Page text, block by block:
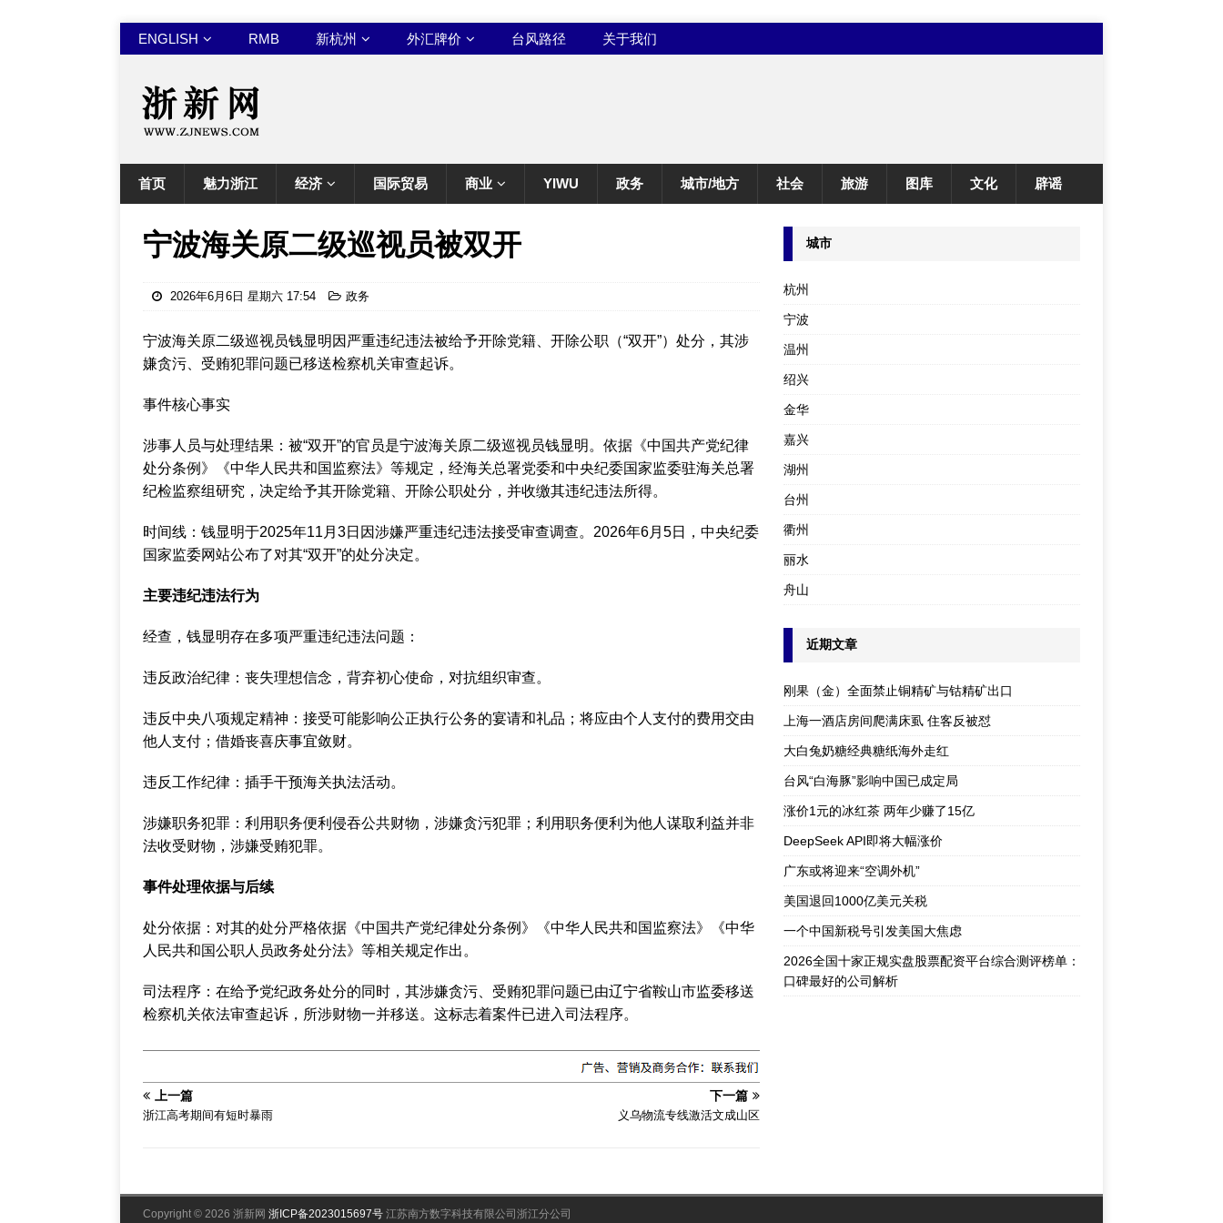
ENGLISH RMB 新杭州 外汇牌价 台风路径 关于我们
首页 魅力浙江 经济 国际贸易 商业 YIWU 政务 城市/地方 社会 旅游 图库 文化 辟谣
宁波海关原二级巡视员被双开
2026年6月6日 星期六 17:54 政务
宁波海关原二级巡视员钱显明因严重违纪违法被给予开除党籍、开除公职（“双开”）处分，其涉
嫌贪污、受贿犯罪问题已移送检察机关审查起诉。
事件核心事实
‌涉事人员与处理结果‌：被“双开”的官员是‌宁波海关原二级巡视员钱显明‌。依据《中国共产党纪律
处分条例》《中华人民共和国监察法》等规定，经海关总署党委和中央纪委国家监委驻海关总署
纪检监察组研究，决定给予其‌开除党籍、开除公职处分‌，并‌收缴其违纪违法所得‌。
‌时间线‌：钱显明于‌2025年11月3日‌因涉嫌严重违纪违法接受审查调查。‌2026年6月5日‌，中央纪委
国家监委网站公布了对其“双开”的处分决定。‌‌‌
主要违纪违法行为
经查，钱显明存在多项严重违纪违法问题：‌‌‌
‌违反政治纪律‌：‌丧失理想信念，背弃初心使命，对抗组织审查‌。
‌违反中央八项规定精神‌：‌接受可能影响公正执行公务的宴请和礼品‌；‌将应由个人支付的费用交由
他人支付‌；‌借婚丧喜庆事宜敛财‌。
‌违反工作纪律‌：‌插手干预海关执法活动‌。
‌涉嫌职务犯罪‌：‌利用职务便利侵吞公共财物，涉嫌贪污犯罪‌；‌利用职务便利为他人谋取利益并非
法收受财物，涉嫌受贿犯罪‌。
事件处理依据与后续
‌处分依据‌：对其的处分严格依据《中国共产党纪律处分条例》《中华人民共和国监察法》《中华
人民共和国公职人员政务处分法》等相关规定作出。
‌司法程序‌：在给予党纪政务处分的同时，‌其涉嫌贪污、受贿犯罪问题已由辽宁省鞍山市监委移送
检察机关依法审查起诉，所涉财物一并移送‌。这标志着案件已进入司法程序。‌‌‌‌
上一篇
浙江高考期间有短时暴雨
下一篇
义乌物流专线激活文成山区
城市
杭州
宁波
温州
绍兴
金华
嘉兴
湖州
台州
衢州
丽水
舟山
近期文章
刚果（金）全面禁止铜精矿与钴精矿出口
上海一酒店房间爬满床虱 住客反被怼
大白兔奶糖经典糖纸海外走红
台风“白海豚”影响中国已成定局
涨价1元的冰红茶 两年少赚了15亿
DeepSeek API即将大幅涨价
广东或将迎来“空调外机”
美国退回1000亿美元关税
一个中国新税号引发美国大焦虑
2026全国十家正规实盘股票配资平台综合测评榜单：
口碑最好的公司解析
Copyright © 2026 浙新网 浙ICP备2023015697号 江苏南方数字科技有限公司浙江分公司